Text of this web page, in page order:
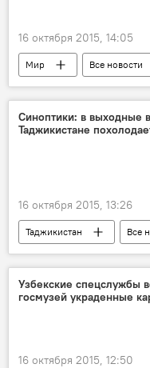
16 октября 2015, 14:05
Мир Все новости
Казахстан
безопасность
экстремизм
Синоптики: в выходные в
Таджикистане
16 октября 2015, 13:26
Таджикистан
Все
температура воздуха
Новости Худжанда и
Новости Куляба и
Узбекские спецслужбы
госмузей украденные
16 октября 2015, 12:50